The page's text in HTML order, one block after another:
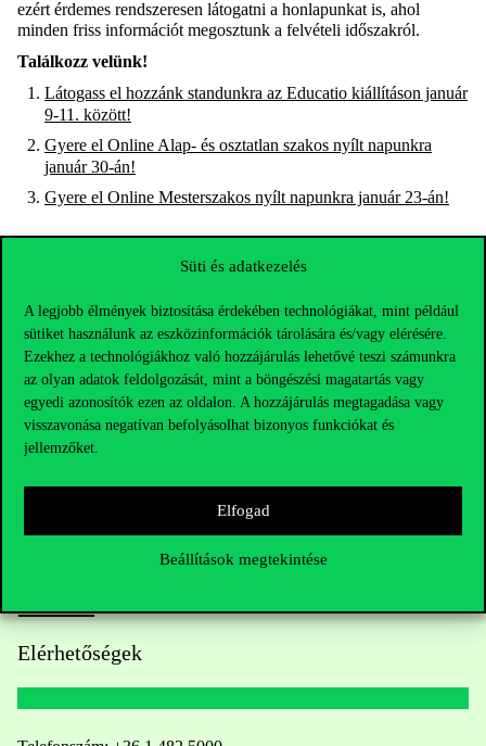
Süti és adatkezelés
A legjobb élmények biztosítása érdekében technológiákat, mint például
sütiket használunk az eszközinformációk tárolására és/vagy elérésére.
Ezekhez a technológiákhoz való hozzájárulás lehetővé teszi számunkra
az olyan adatok feldolgozását, mint a böngészési magatartás vagy
egyedi azonosítók ezen az oldalon. A hozzájárulás megtagadása vagy
visszavonása negatívan befolyásolhat bizonyos funkciókat és
jellemzőket.
Elfogad
Beállítások megtekintése
ezért érdemes rendszeresen látogatni a honlapunkat is, ahol
minden friss információt megosztunk a felvételi időszakról.
Találkozz velünk!
Látogass el hozzánk standunkra az Educatio kiállításon január
9-11. között!
Gyere el Online Alap- és osztatlan szakos nyílt napunkra
január 30-án!
Gyere el Online Mesterszakos nyílt napunkra január 23-án!
Elérhetőségek